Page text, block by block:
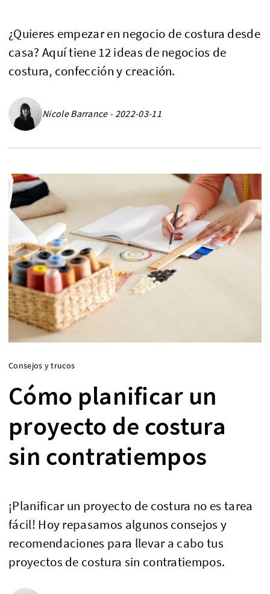
¿Quieres empezar en negocio de costura desde
casa? Aquí tiene 12 ideas de negocios de
costura, confección y creación.
Nicole Barrance - 2022-03-11
Consejos y trucos
Cómo planificar un
proyecto de costura
sin contratiempos
¡Planificar un proyecto de costura no es tarea
fácil! Hoy repasamos algunos consejos y
recomendaciones para llevar a cabo tus
proyectos de costura sin contratiempos.